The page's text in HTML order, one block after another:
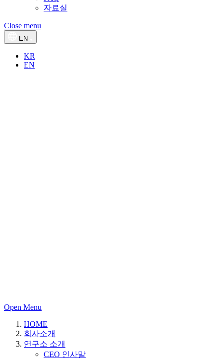
자료실
Close menu
EN
KR
EN
Open Menu
HOME
회사소개
연구소 소개
CEO 인사말